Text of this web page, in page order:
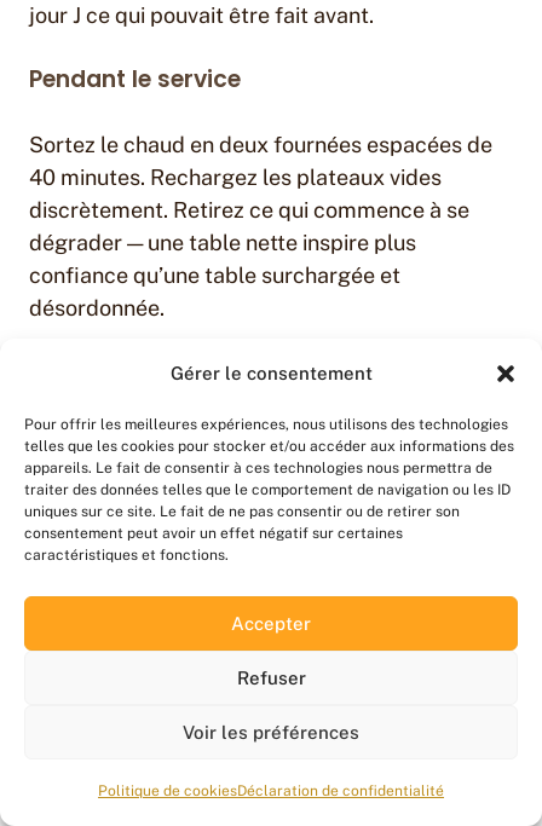
Gérer le consentement
Pour offrir les meilleures expériences, nous utilisons des technologies
telles que les cookies pour stocker et/ou accéder aux informations des
appareils. Le fait de consentir à ces technologies nous permettra de
traiter des données telles que le comportement de navigation ou les ID
uniques sur ce site. Le fait de ne pas consentir ou de retirer son
consentement peut avoir un effet négatif sur certaines
caractéristiques et fonctions.
Accepter
Refuser
Voir les préférences
Politique de cookiesDéclaration de confidentialité
jour J ce qui pouvait être fait avant.
Pendant le service
Sortez le chaud en deux fournées espacées de
40 minutes. Rechargez les plateaux vides
discrètement. Retirez ce qui commence à se
dégrader — une table nette inspire plus
confiance qu’une table surchargée et
désordonnée.
Confort & logistique
La logistique d’unbuffet dînatoireest l’angle
que personne ne traite sérieusement. Résultat :
des invités qui cherchent où poser leur verre, des
dos douloureux après 90 minutes debout, des
plats chauds tièdes dès la première heure. Ces
détails ne sont pas du confort superflu — ce sont
les conditions d’un service qui tient la durée.